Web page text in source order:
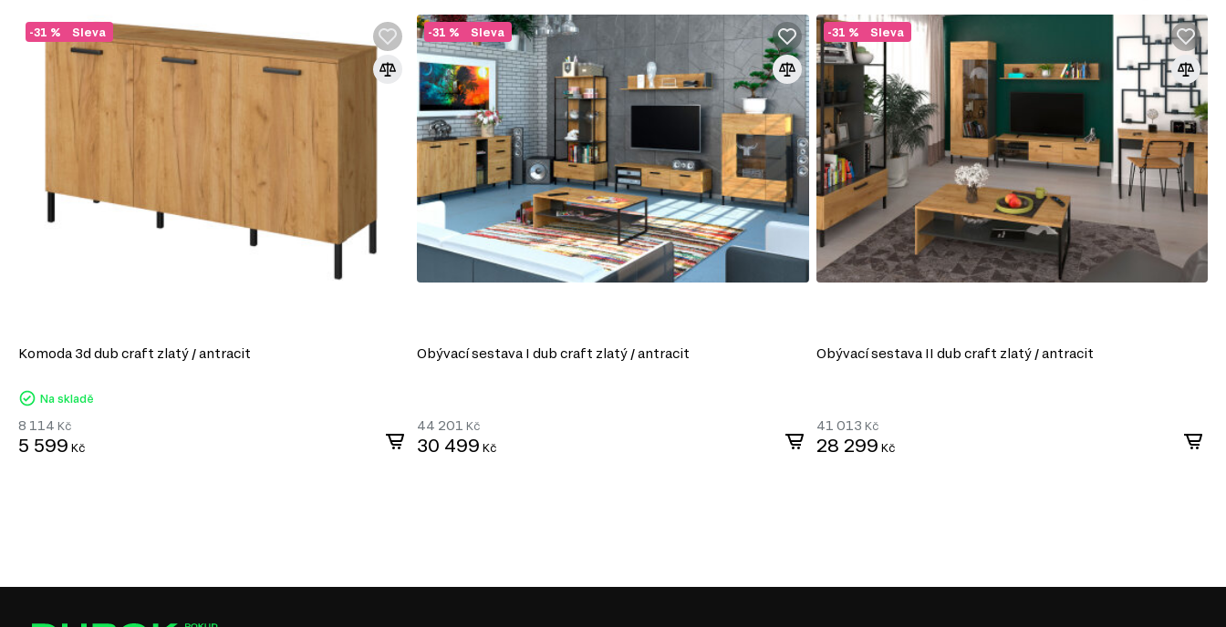
Sleva
-31 %
Komoda 3d dub craft zlatý / antracit
Na skladě
8 114 Kč
5 599 Kč
Sleva
-31 %
Obývací sestava I dub craft zlatý / antracit
44 201 Kč
30 499 Kč
Sleva
-31 %
Obývací sestava II dub craft zlatý / antracit
41 013 Kč
28 299 Kč